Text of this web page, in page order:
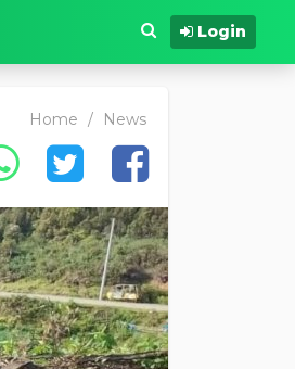
Login
Home / News